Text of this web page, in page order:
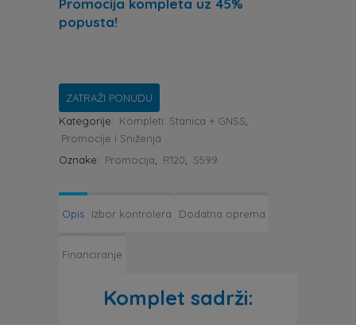
Promocija kompleta uz 45%
popusta!
ZATRAŽI PONUDU
Kategorije: Kompleti: Stanica + GNSS
Promocije I Sniženja
Oznake: Promocija R120 S599
Opis Izbor kontrolera Dodatna oprema
Financiranje
Komplet sadrži: